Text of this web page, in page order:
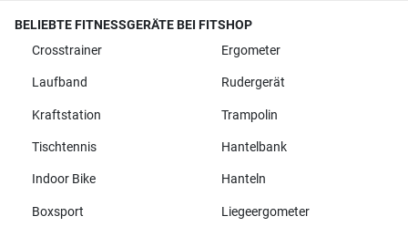
BELIEBTE FITNESSGERÄTE BEI FITSHOP
Crosstrainer
Ergometer
Laufband Rudergerät
Kraftstation Trampolin
Tischtennis Hantelbank
Indoor Bike Hanteln
Boxsport Liegeergometer